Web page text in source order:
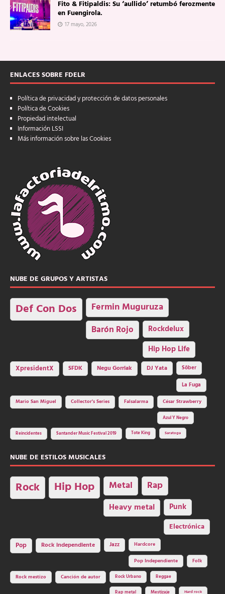
Fito & Fitipaldis: Su ‘aullido’ retumbó ferozmente
en Fuengirola.
17 mayo, 2026
ENLACES SOBRE FDELR
Política de privacidad y protección de datos personales
Política de Cookies
Propiedad intelectual
Información LSSI
Más información sobre las Cookies
NUBE DE GRUPOS Y ARTISTAS
Def Con Dos Fermin Muguruza
Barón Rojo Rockdelux
Hip Hop Life
XpresidentX SFDK Negu Gorriak DJ Yata
Sôber
La Fuga
Mario San Miguel
Collector's Series Falsalarma César Strawberry
Azul Y Negro
Reincidentes Santander Music Festival 2019 Tote King Saratoga
NUBE DE ESTILOS MUSICALES
Rock Hip Hop Metal Rap
Heavy metal Punk
Electrónica
Pop Rock independiente Jazz Hardcore
Pop Independiente Folk
Rock mestizo Canción de autor Rock Urbano Reggae
Rap metal Mestizaje Hard rock